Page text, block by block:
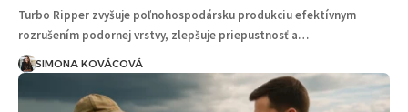
Turbo Ripper zvyšuje poľnohospodársku produkciu efektívnym
rozrušením podornej vrstvy, zlepšuje priepustnosť a…
SIMONA KOVÁCOVÁ